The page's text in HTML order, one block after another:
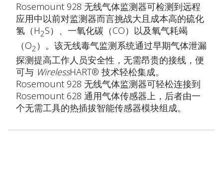
Rosemount 928 无线气体监测器可检测到远程
应用中以前对监测器而言挑战大且成本高的硫化
氢（H2S）、一氧化碳（CO）以及氧气耗竭
（O2 ）。该无线毒气监测系统通过早期气体泄漏
探测提高工作人员安全性，无需昂贵的接线，便
可与 WirelessHART® 技术轻松集成。
Rosemount 928 无线气体监测器可轻松连接到
Rosemount 628 通用气体传感器上，后者由一
个无需工具的热插拔智能传感器模块组成。